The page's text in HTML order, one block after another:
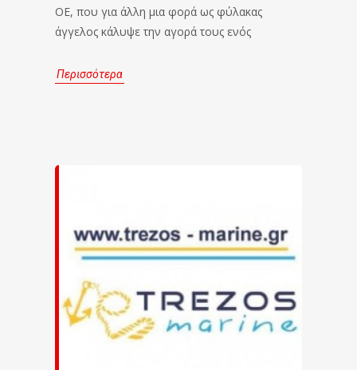
ΟΕ, που για άλλη μια φορά ως φύλακας
άγγελος κάλυψε την αγορά τους ενός
Περισσότερα